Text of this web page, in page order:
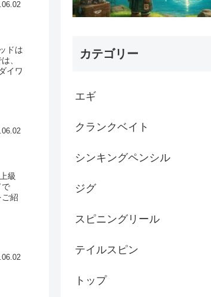
ドは
、
イワ
級
で
紹
カテゴリー
エギ
クランクベイト
シンキングペンシル
ジグ
スピニングリール
テイルスピン
トップ